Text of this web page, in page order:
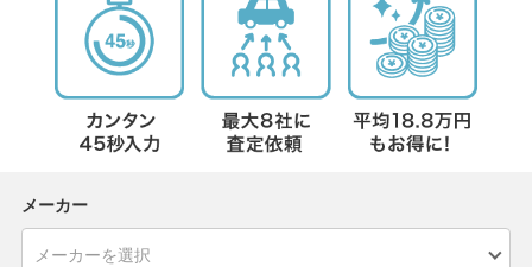
メーカー